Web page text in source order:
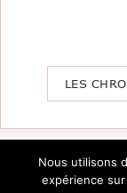
Nous utilisons
expérience